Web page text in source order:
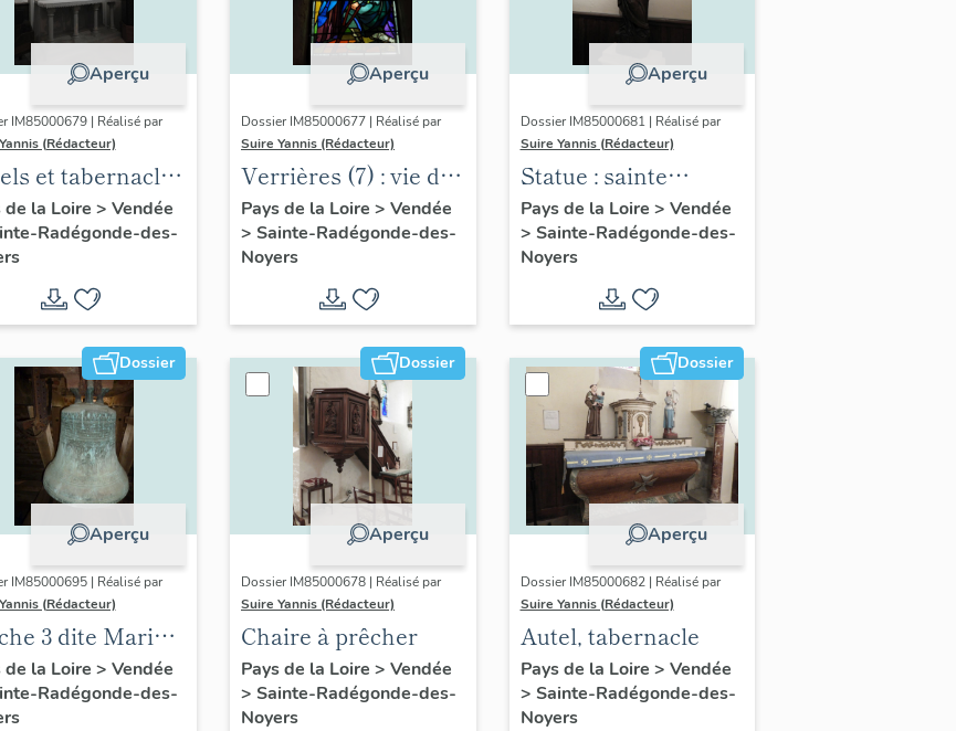
Aperçu
IM85000679 | Réalisé par
(Rédacteur)
et tabernacles
la Vierge et à
Joseph
de la Loire > Vendée
Radégonde-des-
Aperçu
Dossier IM85000677 | Réalisé par
Suire Yannis (Rédacteur)
Verrières (7) : vie de
sainte Radegonde,
saint Fortunat et
baptême de Clovis
Pays de la Loire > Vendée
> Sainte-Radégonde-des-
Noyers
Aperçu
Dossier IM85000681 | Réalisé par
Suire Yannis (Rédacteur)
Statue : sainte
Radegonde
Pays de la Loire > Vendée
> Sainte-Radégonde-des-
Noyers
Dossier
Aperçu
IM85000695 | Réalisé par
(Rédacteur)
3 dite Marie
Jeanne
de la Loire > Vendée
Radégonde-des-
Dossier
Aperçu
Dossier IM85000678 | Réalisé par
Suire Yannis (Rédacteur)
Chaire à prêcher
Pays de la Loire > Vendée
> Sainte-Radégonde-des-
Noyers
Dossier
Aperçu
Dossier IM85000682 | Réalisé par
Suire Yannis (Rédacteur)
Autel, tabernacle
Pays de la Loire > Vendée
> Sainte-Radégonde-des-
Noyers